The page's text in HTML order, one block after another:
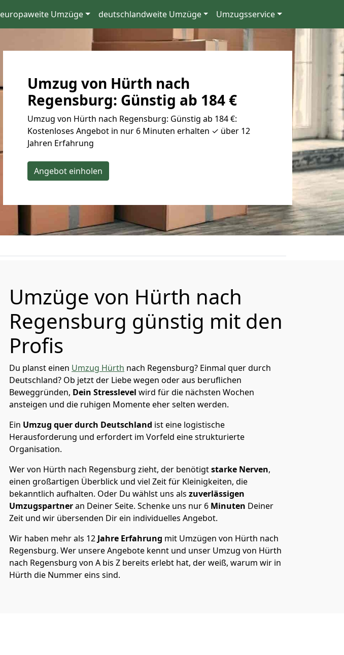
europaweite Umzüge deutschlandweite Umzüge Umzugsservice
Umzug von Hürth nach
Regensburg: Günstig ab 184 €
Umzug von Hürth nach Regensburg: Günstig ab 184 €:
Kostenloses Angebot in nur 6 Minuten erhalten ✓ über 12
Jahren Erfahrung
Angebot einholen
Umzüge von Hürth nach
Regensburg günstig mit den
Profis
Du planst einen Umzug Hürth nach Regensburg? Einmal quer durch
Deutschland? Ob jetzt der Liebe wegen oder aus beruflichen
Beweggründen, Dein Stresslevel wird für die nächsten Wochen
ansteigen und die ruhigen Momente eher selten werden.
Ein Umzug quer durch Deutschland ist eine logistische
Herausforderung und erfordert im Vorfeld eine strukturierte
Organisation.
Wer von Hürth nach Regensburg zieht, der benötigtstarke Nerven,
einen großartigen Überblick und viel Zeit für Kleinigkeiten, die
bekanntlich aufhalten. Oder Du wählst uns als zuverlässigen
Umzugspartneran Deiner Seite. Schenke uns nur 6 Minuten Deiner
Zeit und wir übersenden Dir ein individuelles Angebot.
Wir haben mehr als 12 Jahre Erfahrung mit Umzügen von Hürth nach
Regensburg. Wer unsere Angebote kennt und unser Umzug von Hürth
nach Regensburg von A bis Z bereits erlebt hat, der weiß, warum wir in
Hürth die Nummer eins sind.